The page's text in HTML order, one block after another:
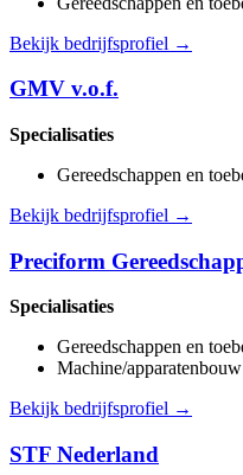
Bekijk bedrijfsprofiel →
GMV v.o.f.
Specialisaties
Gereedschappen en
Bekijk bedrijfsprofiel →
Preciform
Specialisaties
Gereedschappen en
Machine/apparatenbouw
Bekijk bedrijfsprofiel →
STF Nederland